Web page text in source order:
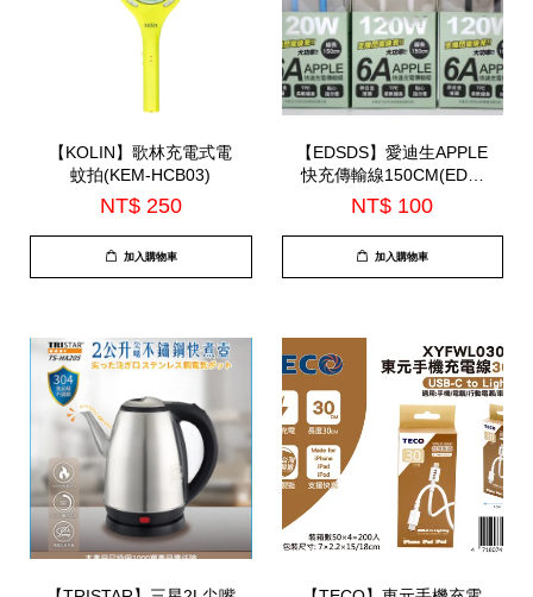
【KOLIN】歌林充電式電
蚊拍(KEM-HCB03)
NT$ 250
加入購物車
【EDSDS】愛迪生APPLE
快充傳輸線150CM(EDS-
J903)
NT$ 100
加入購物車